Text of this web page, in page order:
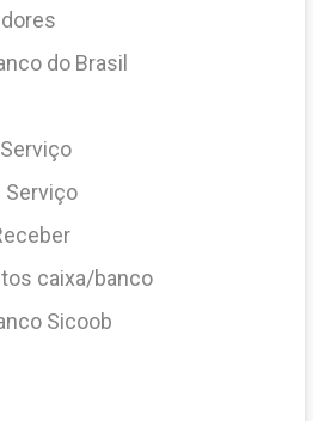
do Brasil
Serviço
caixa/banco
Sicoob